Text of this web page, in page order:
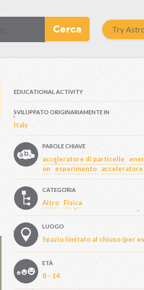
Cerca Try
EDUCATIONAL ACTIVITY
SVILUPPATO ORIGINARIAMENTE IN
Italy
PAROLE CHIAVE
acceleratore di particelle
on
esperimento acceleratore
CATEGORIA
Altro Fisica
LUOGO
Spazio limitato al chiuso (per
ETÀ
8 - 14